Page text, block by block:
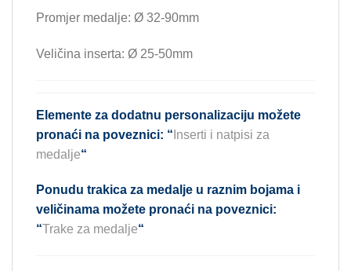
Promjer medalje: Ø 32-90mm
Veličina inserta: Ø 25-50mm
Elemente za dodatnu personalizaciju možete
pronaći na poveznici: “ Inserti i natpisi za
medalje“
Ponudu trakica za medalje u raznim bojama i
veličinama možete pronaći na poveznici:
“Trake za medalje“